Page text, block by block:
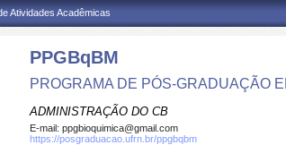
Atividades Acadêmicas
PPGBqBM
PROGRAMA DE PÓS-GRADUAÇÃO
ADMINISTRAÇÃO DO CB
E-mail: ppgbioquimica@gmail.com
https://posgraduacao.ufrn.br/ppgbqbm